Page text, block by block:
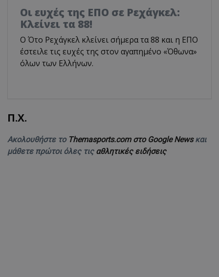
Οι ευχές της ΕΠΟ σε Ρεχάγκελ:
Κλείνει τα 88!
Ο Ότο Ρεχάγκελ κλείνει σήμερα τα 88 και η ΕΠΟ
έστειλε τις ευχές της στον αγαπημένο «Όθωνα»
όλων των Ελλήνων.
Π.Χ.
Ακολουθήστε το Themasports.com στο Google Newsκαι
μάθετε πρώτοι όλες τις αθλητικές ειδήσεις